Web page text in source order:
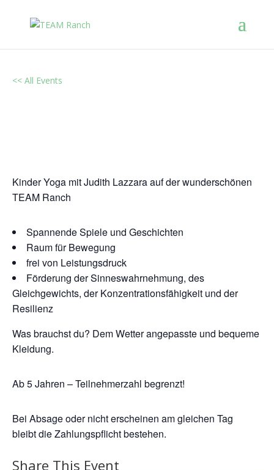
<< All Events
Kinder Yoga mit Judith Lazzara auf der wunderschönen
TEAM Ranch
Spannende Spiele und Geschichten
Raum für Bewegung
frei von Leistungsdruck
Förderung der Sinneswahrnehmung, des
Gleichgewichts, der Konzentrationsfähigkeit und der
Resilienz
Was brauchst du? Dem Wetter angepasste und bequeme
Kleidung.
Ab 5 Jahren – Teilnehmerzahl begrenzt!
Bei Absage oder nicht erscheinen am gleichen Tag
bleibt die Zahlungspflicht bestehen.
Share This Event